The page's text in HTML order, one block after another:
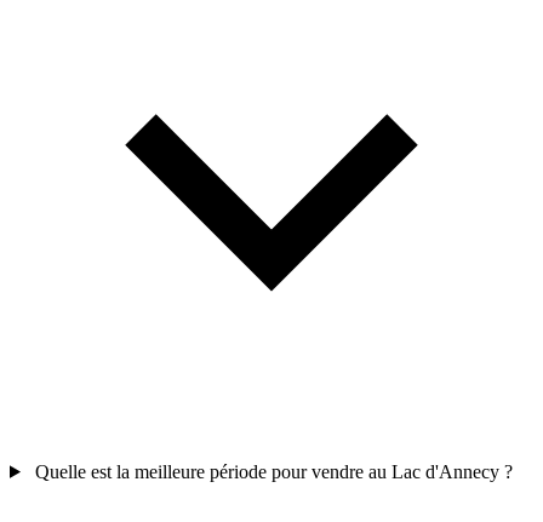
Quelle est la meilleure période pour vendre au Lac d'Annecy ?